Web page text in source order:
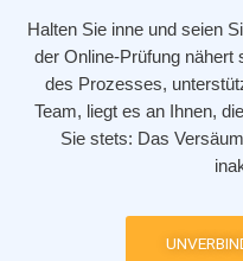
Halten Sie inne und seien
der Online-Prüfung nähert
des Prozesses,
Team, liegt es an Ihnen,
Sie stets: Das